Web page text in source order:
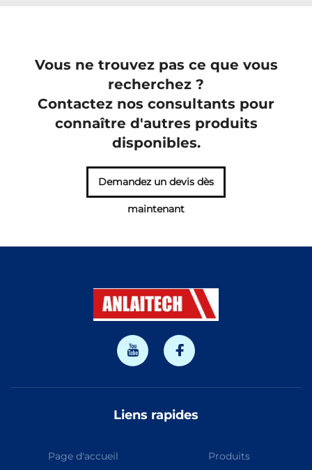
Vous ne trouvez pas ce que vous
recherchez ?
Contactez nos consultants pour
connaître d'autres produits
disponibles.
Demandez un devis dès
maintenant
Liens rapides
Page d'accueil Produits